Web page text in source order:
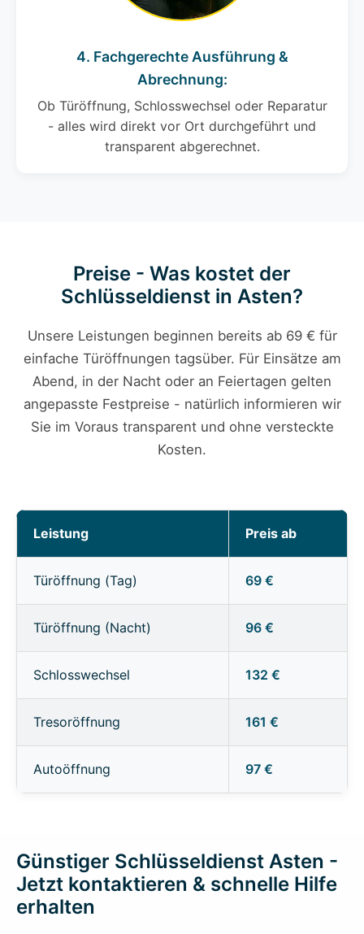
4. Fachgerechte Ausführung &
Abrechnung:
Ob Türöffnung, Schlosswechsel oder Reparatur
- alles wird direkt vor Ort durchgeführt und
transparent abgerechnet.
Preise - Was kostet der
Schlüsseldienst in Asten?
Unsere Leistungen beginnen bereits ab 69 € für
einfache Türöffnungen tagsüber. Für Einsätze am
Abend, in der Nacht oder an Feiertagen gelten
angepasste Festpreise - natürlich informieren wir
Sie im Voraus transparent und ohne versteckte
Kosten.
Leistung Preis ab
Türöffnung (Tag) 69 €
Türöffnung (Nacht) 96 €
Schlosswechsel 132 €
Tresoröffnung 161 €
Autoöffnung 97 €
Günstiger Schlüsseldienst Asten -
Jetzt kontaktieren & schnelle Hilfe
erhalten